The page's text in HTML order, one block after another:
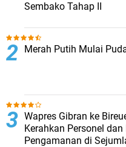
Sembako Tahap II
Merah Putih Mulai
Wapres Gibran ke
Kerahkan Personel dan
Pengamanan di